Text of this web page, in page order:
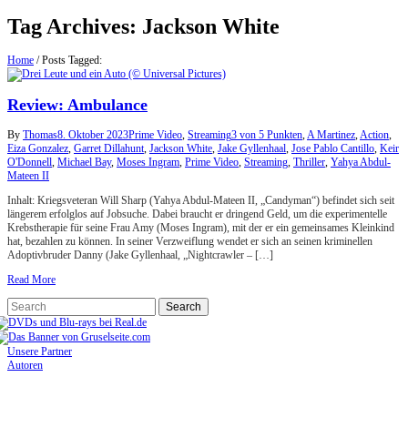
Tag Archives: Jackson White
Home /Posts Tagged:
Review: Ambulance
By Thomas8. Oktober 2023Prime Video, Streaming3 von 5 Punkten,A Martinez,Action,
Eiza Gonzalez, Garret Dillahunt, Jackson White, Jake Gyllenhaal, Jose Pablo Cantillo, Keir
O'Donnell, Michael Bay, Moses Ingram, Prime Video, Streaming, Thriller, Yahya Abdul-
Mateen II
Inhalt: Kriegsveteran Will Sharp (Yahya Abdul-Mateen II, „Candyman“) befindet sich seit
längerem erfolglos auf Jobsuche. Dabei braucht er dringend Geld, um die experimentelle
Krebstherapie für seine Frau Amy (Moses Ingram), mit der er ein gemeinsames Kleinkind
hat, bezahlen zu können. In seiner Verzweiflung wendet er sich an seinen kriminellen
Adoptivbruder Danny (Jake Gyllenhaal, „Nightcrawler – […]
Read More
Unsere Partner
Autoren